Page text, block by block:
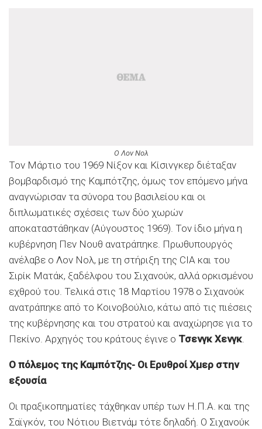
Ο Λον Νολ
Τον Μάρτιο του 1969 Νίξον και Κίσινγκερ διέταξαν
βομβαρδισμό της Καμπότζης, όμως τον επόμενο μήνα
αναγνώρισαν τα σύνορα του βασιλείου και οι
διπλωματικές σχέσεις των δύο χωρών
αποκαταστάθηκαν (Αύγουστος 1969). Τον ίδιο μήνα η
κυβέρνηση Πεν Νουθ ανατράπηκε. Πρωθυπουργός
ανέλαβε ο Λον Νολ, με τη στήριξη της CIA και του
Σιρίκ Ματάκ, ξαδέλφου του Σιχανούκ, αλλά ορκισμένου
εχθρού του. Τελικά στις 18 Μαρτίου 1978 ο Σιχανούκ
ανατράπηκε από το Κοινοβούλιο, κάτω από τις πιέσεις
της κυβέρνησης και του στρατού και αναχώρησε για το
Πεκίνο. Αρχηγός του κράτους έγινε ο Τσενγκ Χενγκ.
Ο πόλεμος της Καμπότζης- Οι Ερυθροί Χμερ στην
εξουσία
Οι πραξικοπηματίες τάχθηκαν υπέρ των Η.Π.Α. και της
Σαϊγκόν, του Νότιου Βιετνάμ τότε δηλαδή. Ο Σιχανούκ